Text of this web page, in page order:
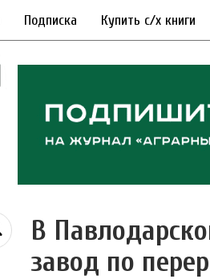
Подписка Купить с/х книги
В
завод по